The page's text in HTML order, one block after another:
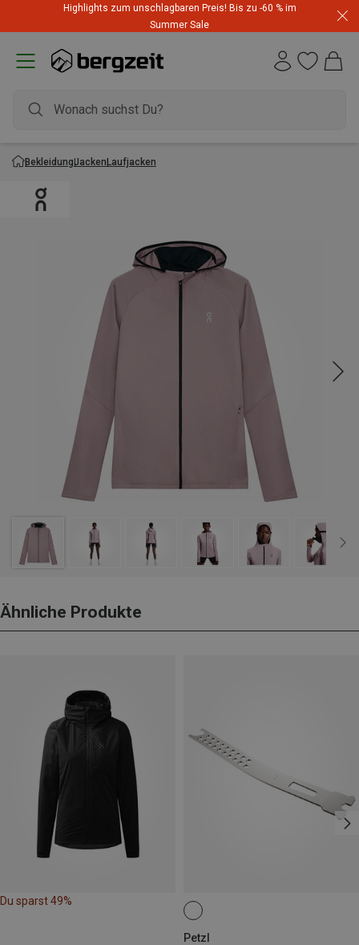
Highlights zum unschlagbaren Preis! Bis zu -60 % im
Summer Sale
BekleidungJackenLaufjacken
Ähnliche Produkte
Du sparst 49%
Petzl